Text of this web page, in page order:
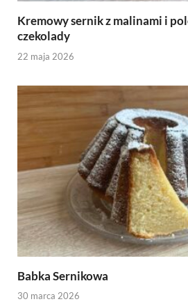
Kremowy sernik z malinami i
czekolady
22 maja 2026
Babka Sernikowa
30 marca 2026